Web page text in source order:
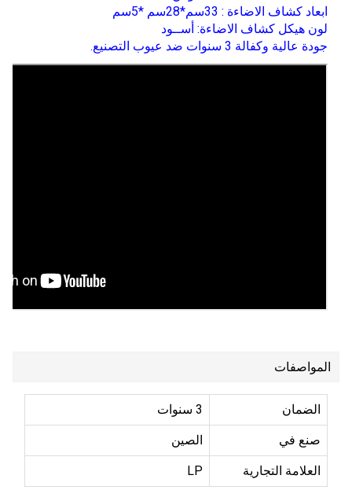
ابعاد كشاف الاضاءة : 33سم*28سم *5سم
لون هيكل كشاف الاضاءة: أســود
جودة عالية وكفالة 3 سنوات ضد عيوب التصنيع.
المواصفات
الضمان 3 سنوات
صنع في الصين
العلامة التجارية LP